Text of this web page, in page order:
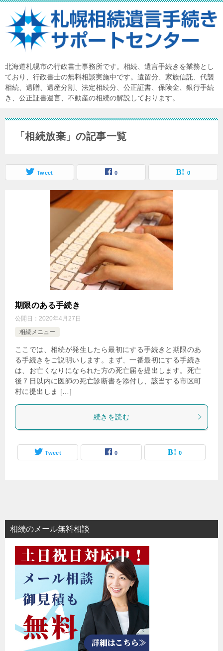
北海道札幌市の行政書士事務所です。相続、遺言手続きを業務とし
ており、行政書士の無料相談実施中です。遺留分、家族信託、代襲
相続、遺贈、遺産分割、法定相続分、公正証書、保険金、銀行手続
き、公正証書遺言、不動産の相続の解説しております。
「相続放棄」の記事一覧
Tweet 0 0
期限のある手続き
公開日： 2020年4月27日
相続メニュー
ここでは、相続が発生したら最初にする手続きと期限のあ
る手続きをご説明いします。まず、一番最初にする手続き
は、お亡くなりになられた方の死亡届を提出します。死亡
後７日以内に医師の死亡診断書を添付し、該当する市区町
村に提出しま […]
続きを読む
Tweet 0 0
相続のメール無料相談